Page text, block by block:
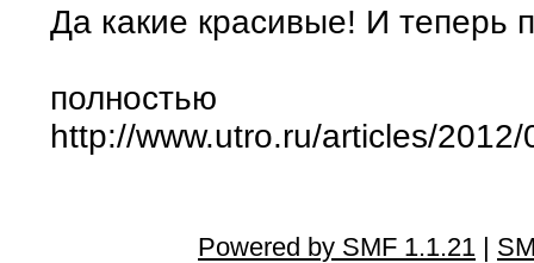
Да какие красивые! И теперь
полностью
http://www.utro.ru/articles/
Powered by SMF 1.1.21 |